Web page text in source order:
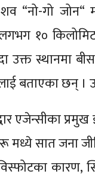
“नो-गो
१०
उक्त स्थानमा
बताएका छन् ।
एजेन्सीका
मध्ये सात
कारण,